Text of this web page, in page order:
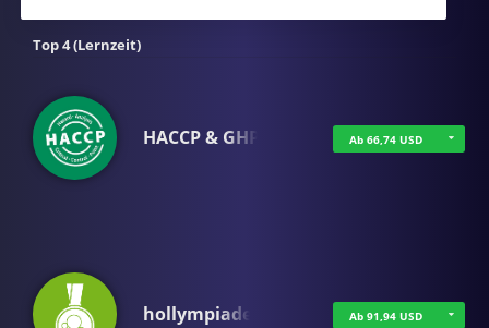
Top 4 (Lernzeit)
HACCP & GHP Ab 66,74 USD
hollympiade Ab 91,94 USD